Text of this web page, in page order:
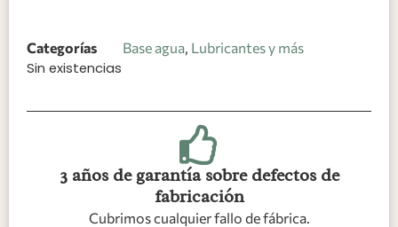
Categorías Base agua Lubricantes y más
Sin existencias
3 años de garantía sobre defectos de
fabricación
Cubrimos cualquier fallo de fábrica.